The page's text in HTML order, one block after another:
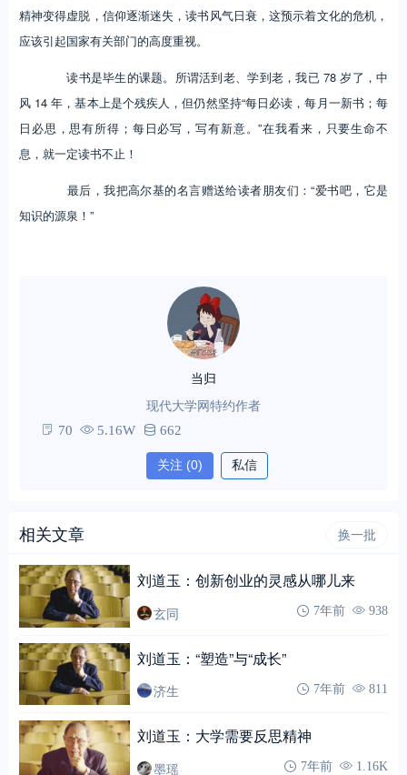
精神变得虚脱，信仰逐渐迷失，读书风气日衰，这预示着文化的危机，
应该引起国家有关部门的高度重视。
读书是毕生的课题。所谓活到老、学到老，我已 78 岁了，中
风 14 年，基本上是个残疾人，但仍然坚持“每日必读，每月一新书；每
日必思，思有所得；每日必写，写有新意。”在我看来，只要生命不
息，就一定读书不止！
最后，我把高尔基的名言赠送给读者朋友们：“爱书吧，它是
知识的源泉！”
当归
现代大学网特约作者
70 5.16W 662
关注 (0) 私信
相关文章 换一批
刘道玉：创新创业的灵感从哪儿来
玄同 7年前 938
刘道玉：“塑造”与“成长”
济生 7年前 811
刘道玉：大学需要反思精神
墨瑶 7年前 1.16K